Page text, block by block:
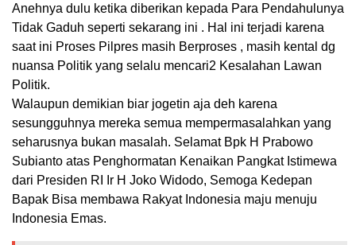
Anehnya dulu ketika diberikan kepada Para Pendahulunya
Tidak Gaduh seperti sekarang ini . Hal ini terjadi karena
saat ini Proses Pilpres masih Berproses , masih kental dg
nuansa Politik yang selalu mencari2 Kesalahan Lawan
Politik.
Walaupun demikian biar jogetin aja deh karena
sesungguhnya mereka semua mempermasalahkan yang
seharusnya bukan masalah. Selamat Bpk H Prabowo
Subianto atas Penghormatan Kenaikan Pangkat Istimewa
dari Presiden RI Ir H Joko Widodo, Semoga Kedepan
Bapak Bisa membawa Rakyat Indonesia maju menuju
Indonesia Emas.